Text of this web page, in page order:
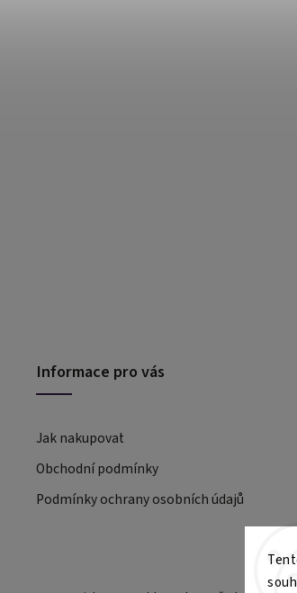
Informace pro vás
Jak nakupovat
Obchodní podmínky
Podmínky ochrany osobních údajů